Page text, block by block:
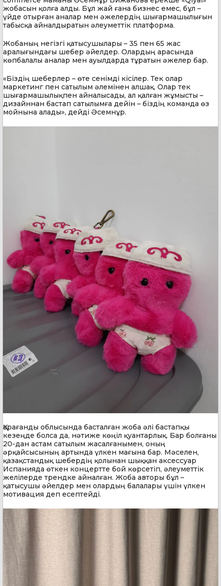
жобасын қолға алды. Бұл жай ғана бизнес емес, бұл –
үйде отырған аналар мен әжелердің шығармашылығын
табысқа айналдыратын әлеуметтік платформа.
Жобаның негізгі қатысушылары – 35 пен 65 жас
аралығындағы шебер әйелдер. Олардың арасында
көпбалалы аналар мен ауылдарда тұратын әжелер бар.
«Біздің шеберлер – өте сенімді кісілер. Тек олар
маркетинг пен сатылым әлемінен алшақ. Олар тек
шығармашылықпен айналысады, ал қалған жұмысты –
дизайннан бастап сатылымға дейін – біздің команда өз
мойнына алады», дейді Әсемнұр.
Қарағанды облысында басталған жоба әлі бастапқы
кезеңде болса да, нәтиже көңіл қуантарлық. Бар болғаны
20-дан астам сатылым жасалғанымен, оның
әрқайсысының артында үлкен мағына бар. Мәселен,
қазақстандық шебердің қолынан шыққан аксессуар
Испанияда өткен концертте бой көрсетіп, әлеуметтік
желілерде трендке айналған. Жоба авторы бұл –
қатысушы әйелдер мен олардың балалары үшін үлкен
мотивация деп есептейді.